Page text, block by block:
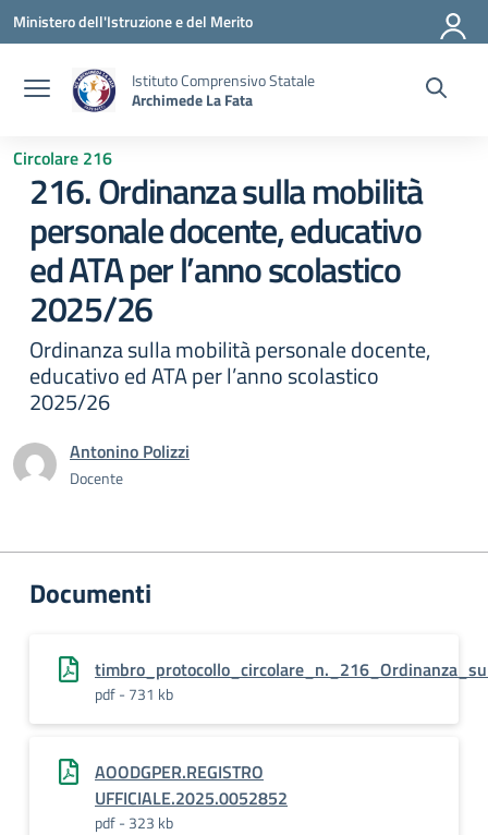
Vai ai contenuti
Vai al menu di navigazione
Vai al footer
Ministero dell'Istruzione e del Merito
Istituto Comprensivo Statale
Archimede La Fata
Circolare 216
216. Ordinanza sulla mobilità
personale docente, educativo
ed ATA per l’anno scolastico
2025/26
Ordinanza sulla mobilità personale docente,
educativo ed ATA per l’anno scolastico
2025/26
Antonino Polizzi
Docente
Documenti
pdf - 731 kb
AOODGPER.REGISTRO
UFFICIALE.2025.0052852
pdf - 323 kb